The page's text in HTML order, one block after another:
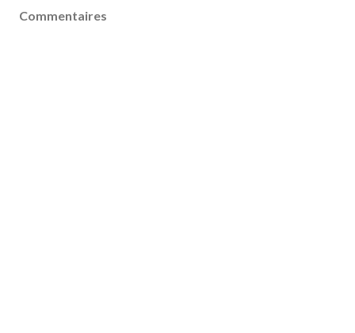
Commentaires